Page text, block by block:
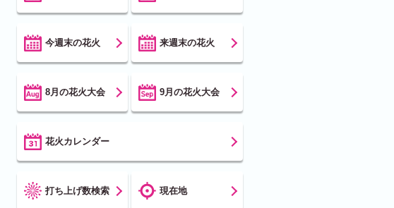
今週末の花火 来週末の花火
8月の花火大会 9月の花火大会
花火カレンダー
打ち上げ数検索 現在地